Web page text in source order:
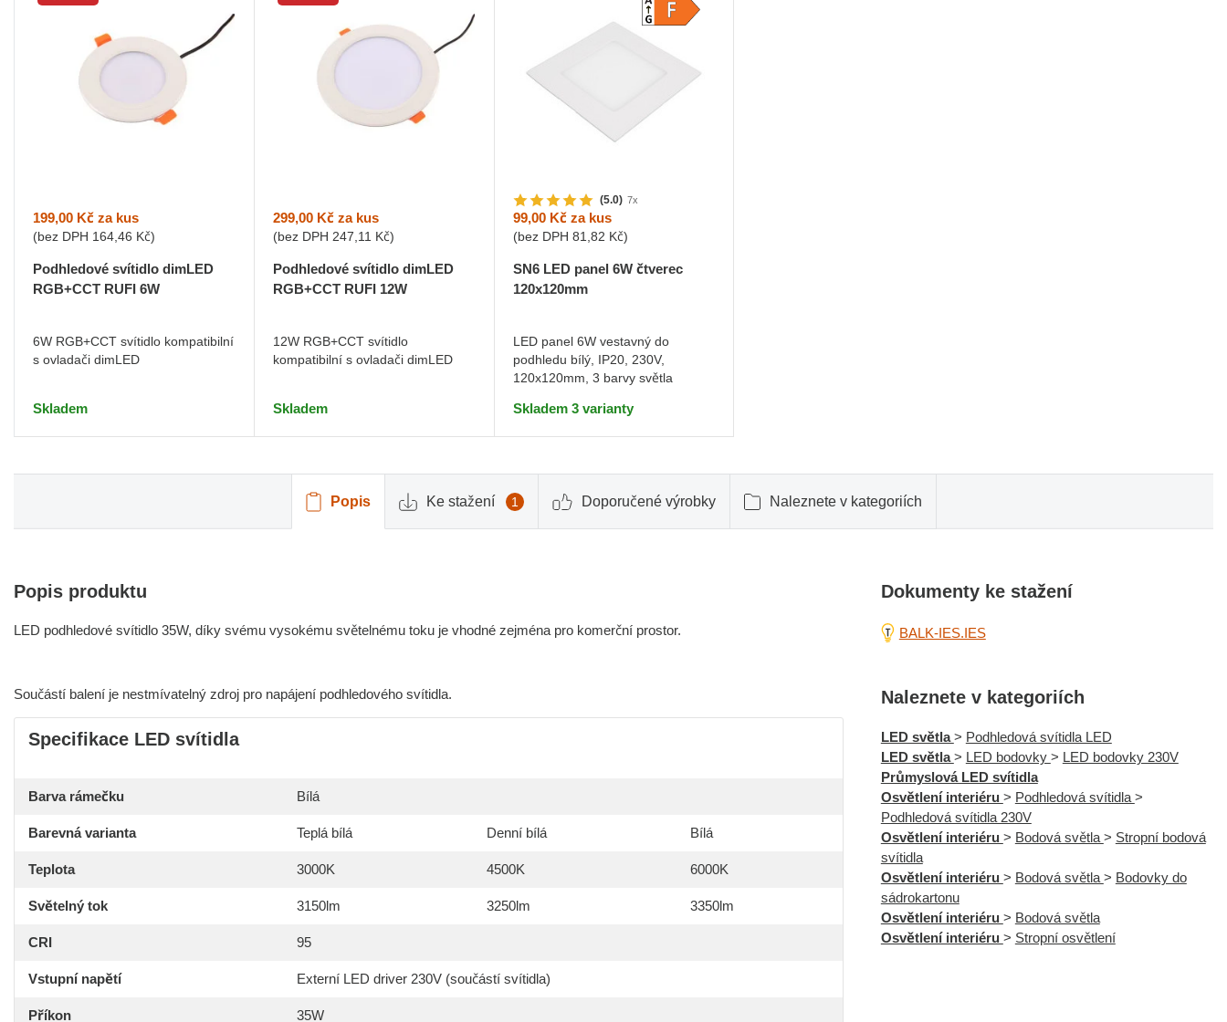
199,00 Kč za kus
(bez DPH 164,46 Kč)
Podhledové svítidlo dimLED
RGB+CCT RUFI 6W
6W RGB+CCT svítidlo kompatibilní
s ovladači dimLED
Skladem
299,00 Kčza kus
(bez DPH 247,11 Kč)
Podhledové svítidlo dimLED
RGB+CCT RUFI 12W
12W RGB+CCT svítidlo
kompatibilní s ovladači dimLED
Skladem
(5.0) 7x
99,00 Kčza kus
(bez DPH 81,82 Kč)
SN6 LED panel 6W čtverec
120x120mm
LED panel 6W vestavný do
podhledu bílý, IP20, 230V,
120x120mm, 3 barvy světla
Skladem 3 varianty
Popis Ke stažení 1 Doporučené výrobky Naleznete v kategoriích
Popis produktu
LED podhledové svítidlo 35W, díky svému vysokému světelnému toku je vhodné zejména pro komerční prostor.
Součástí balení je nestmívatelný zdroj pro napájení podhledového svítidla.
Specifikace LED svítidla
Barva rámečku Bílá
Barevná varianta Teplá bílá Denní bílá Bílá
Teplota 3000K 4500K 6000K
Světelný tok 3150lm 3250lm 3350lm
CRI 95
Vstupní napětí Externí LED driver 230V (součástí svítidla)
Příkon 35W
Dokumenty ke stažení
BALK-IES.IES
Naleznete v kategoriích
LED světla> Podhledová svítidla LED
LED světla> LED bodovky > LED bodovky 230V
Průmyslová LED svítidla
Osvětlení interiéru > Podhledová svítidla >
Podhledová svítidla 230V
Osvětlení interiéru > Bodová světla > Stropní bodová
svítidla
Osvětlení interiéru > Bodová světla > Bodovky do
sádrokartonu
Osvětlení interiéru > Bodová světla
Osvětlení interiéru > Stropní osvětlení